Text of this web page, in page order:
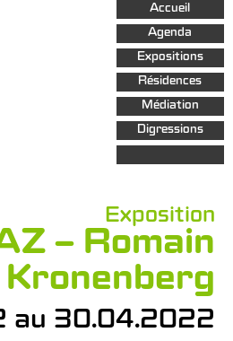
Aller au
contenu
principal
Accueil
Agenda
Expositions
Résidences
Médiation
Digressions
Exposition
– Romain
Kronenberg
au 30.04.2022